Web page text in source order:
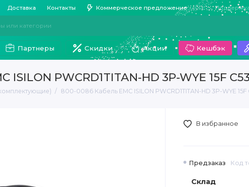
Доставка Контакты Коммерческое предложение
Партнеры Скидки Акции Кешбэк
ISILON PWCRD1TITAN-HD 3P-WYE 15F
800-0086 Кабель EMC ISILON PWCRD1TITAN-HD 3P-WYE 15F
Предзаказ Код
Склад
В избранное